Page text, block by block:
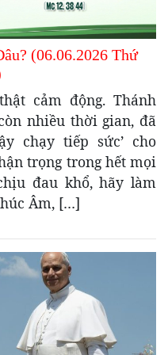
(06.06.2026 Thứ
cảm động. Thánh
nhiều thời gian, đã
chạy tiếp sức’ cho
trọng trong hết mọi
đau khổ, hãy làm
Âm, […]